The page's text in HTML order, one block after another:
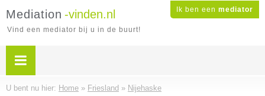
Ik ben een mediator
Mediation -vinden.nl
Vind een mediator bij u in de buurt!
U bent nu hier: Home » Friesland » Nijehaske